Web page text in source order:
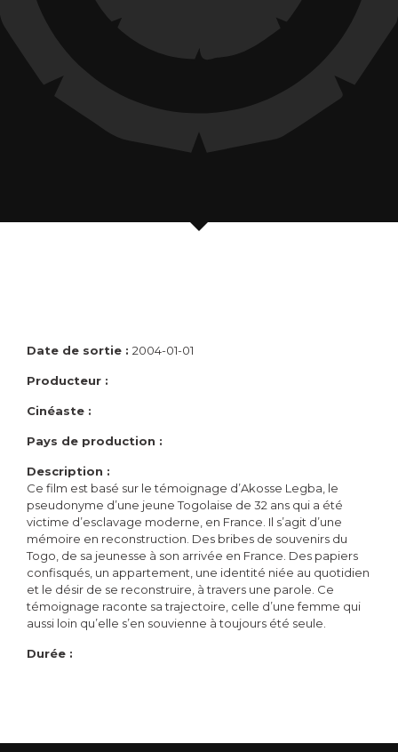
Date de sortie : 2004-01-01
Producteur :
Cinéaste :
Pays de production :
Description :
Ce film est basé sur le témoignage d’Akosse Legba, le
pseudonyme d’une jeune Togolaise de 32 ans qui a été
victime d’esclavage moderne, en France. Il s’agit d’une
mémoire en reconstruction. Des bribes de souvenirs du
Togo, de sa jeunesse à son arrivée en France. Des papiers
confisqués, un appartement, une identité niée au quotidien
et le désir de se reconstruire, à travers une parole. Ce
témoignage raconte sa trajectoire, celle d’une femme qui
aussi loin qu’elle s’en souvienne à toujours été seule.
Durée :